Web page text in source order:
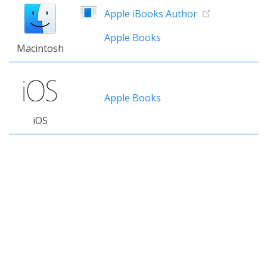
Macintosh
Apple iBooks Author
Apple Books
iOS
Apple Books